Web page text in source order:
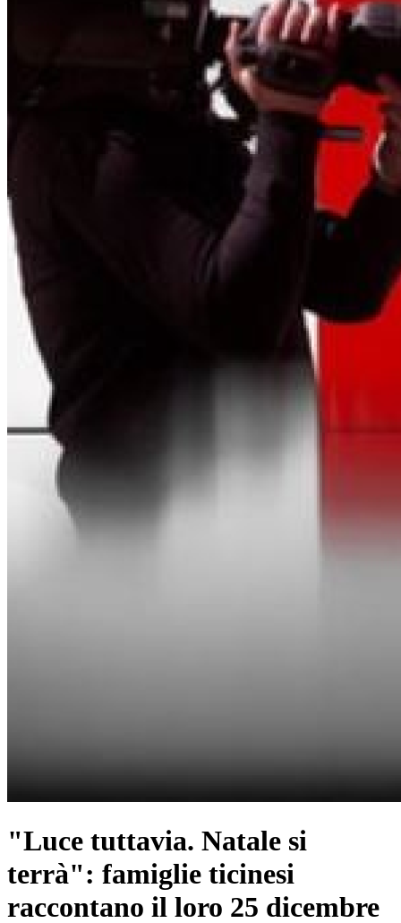
"Luce tuttavia. Natale si
terrà": famiglie ticinesi
raccontano il loro 25 dicembre